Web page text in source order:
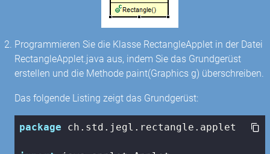
Programmieren Sie die Klasse RectangleApplet in der Datei
RectangleApplet.java aus, indem Sie das Grundgerüst
erstellen und die Methode paint(Graphics g) überschreiben.
Das folgende Listing zeigt das Grundgerüst:
package ch.std.jegl.rectangle.applet